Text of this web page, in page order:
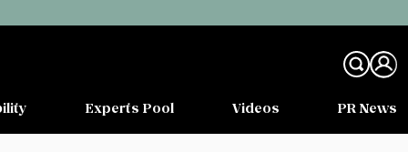
Experts Pool Videos PR News